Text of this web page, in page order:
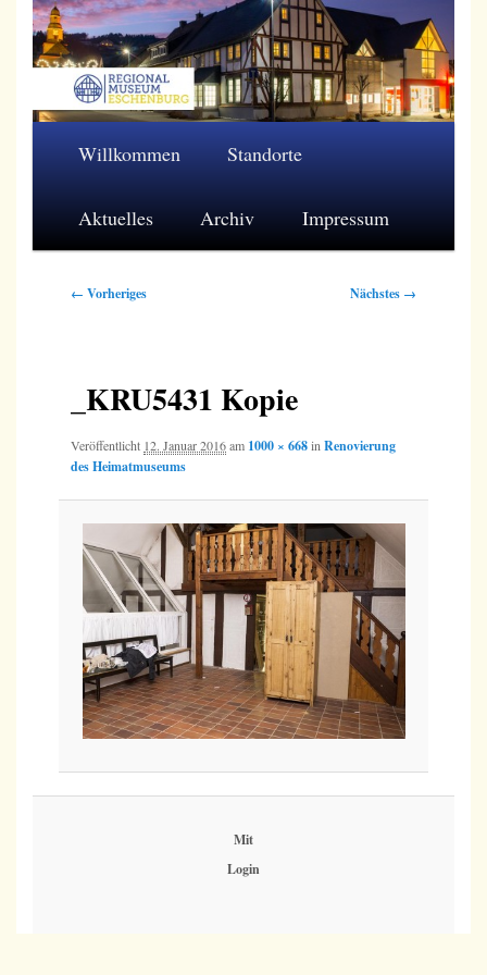
Zum
primären
Inhalt
Regionalmuseum Eschenburg e.V.
Willkommen Standorte
Aktuelles Archiv Impressum
Bilder-
← Vorheriges Nächstes →
_KRU5431 Kopie
Veröffentlicht 12. Januar 2016am 1000 × 668in Renovierung
des Heimatmuseums
Mit
Login